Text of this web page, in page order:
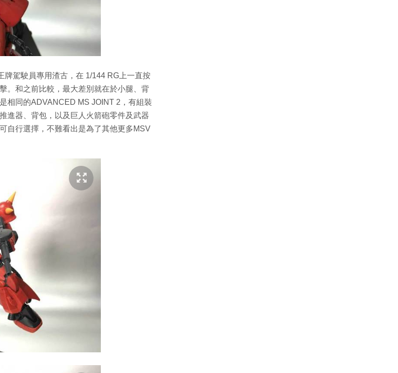
牌駕駛員專用渣古，在 1/144 RG上一直按
。和之前比較，最大差別就在於小腿、背
相同的ADVANCED MS JOINT 2，有組裝
進器、背包，以及巨人火箭砲零件及武器
自行選擇，不難看出是為了其他更多MSV